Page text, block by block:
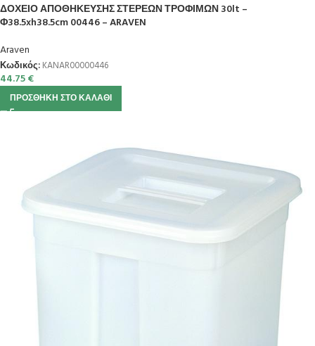
ΔΟΧΕΙΟ ΑΠΟΘΗΚΕΥΣΗΣ ΣΤΕΡΕΩΝ ΤΡΟΦΙΜΩΝ 30lt –
Φ38.5xh38.5cm 00446 – ARAVEN
Araven
Κωδικός: KANAR00000446
44.75€
ΠΡΟΣΘΉΚΗ ΣΤΟ ΚΑΛΆΘΙ